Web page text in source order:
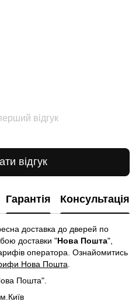
відгук
відгук
Гарантія Консультація
доставка до дверей по
доставки "Нова Пошта",
оператора. Ознайомитись
Нова Пошта
Пошта".